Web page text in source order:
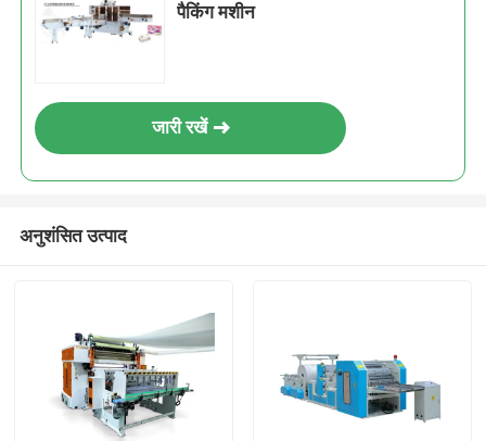
पैकिंग मशीन
जारी रखें
अनुशंसित उत्पाद